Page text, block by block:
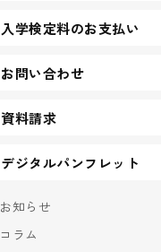
入学検定料のお支払い
お問い合わせ
資料請求
デジタルパンフレット
お知らせ
コラム